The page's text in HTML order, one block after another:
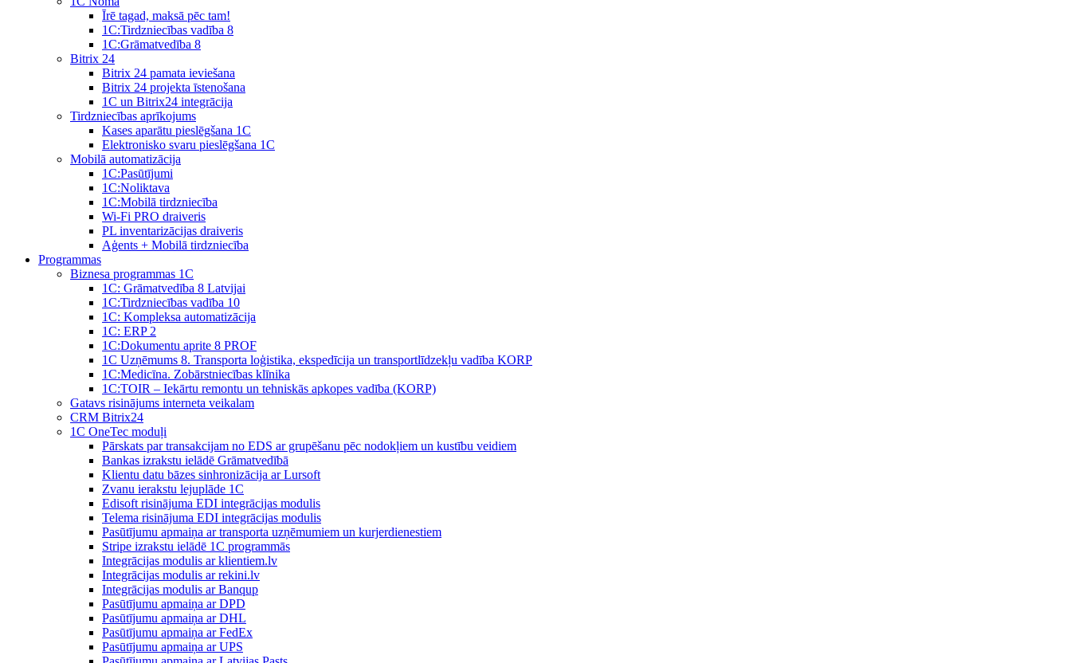
Īrē tagad, maksā pēc tam!
1С:Tirdzniecības vadība 8
1С:Grāmatvedība 8
Bitrix 24
Bitrix 24 pamata ieviešana
Bitrix 24 projekta īstenošana
1C un Bitrix24 integrācija
Tirdzniecības aprīkojums
Kases aparātu pieslēgšana 1C
Elektronisko svaru pieslēgšana 1C
Mobilā automatizācija
1С:Pasūtījumi
1С:Noliktava
1С:Mobilā tirdzniecība
Wi-Fi PRO draiveris
PL inventarizācijas draiveris
Aģents + Mobilā tirdzniecība
Programmas
Biznesa programmas 1C
1C: Grāmatvedība 8 Latvijai
1C:Tirdzniecības vadība 10
1С: Kompleksa automatizācija
1C: ERP 2
1С:Dokumentu aprite 8 PROF
1C Uzņēmums 8. Transporta loģistika, ekspedīcija un transportlīdzekļu vadība KORP
1C:Medicīna. Zobārstniecības klīnika
1C:TOIR – Iekārtu remontu un tehniskās apkopes vadība (KORP)
Gatavs risinājums interneta veikalam
CRM Bitrix24
1С OneTec moduļi
Pārskats par transakcijam no EDS ar grupēšanu pēc nodokļiem un kustību veidiem
Bankas izrakstu ielādē Grāmatvedībā
Klientu datu bāzes sinhronizācija ar Lursoft
Zvanu ierakstu lejuplāde 1C
Edisoft risinājuma EDI integrācijas modulis
Telema risinājuma EDI integrācijas modulis
Pasūtījumu apmaiņa ar transporta uzņēmumiem un kurjerdienestiem
Stripe izrakstu ielādē 1C programmās
Integrācijas modulis ar klientiem.lv
Integrācijas modulis ar rekini.lv
Integrācijas modulis ar Banqup
Pasūtījumu apmaiņa ar DPD
Pasūtījumu apmaiņa ar DHL
Pasūtījumu apmaiņa ar FedEx
Pasūtījumu apmaiņa ar UPS